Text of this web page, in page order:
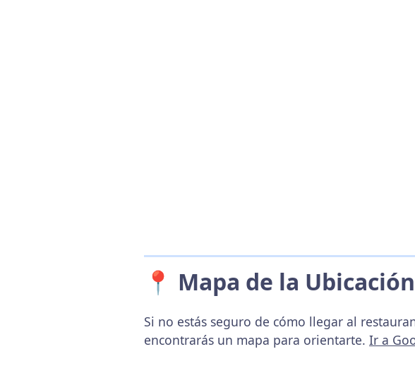
📍 Mapa de la Ubicación
Si no estás seguro de cómo llegar al
encontrarás un mapa para orientarte. Ir a